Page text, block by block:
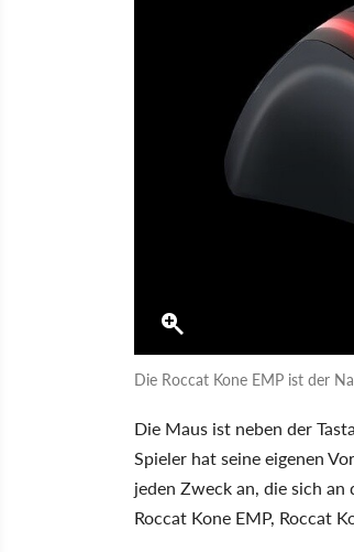
Die Roccat Kone EMP ist der
Die Maus ist neben der
Spieler hat seine eigenen
jeden Zweck an, die sich
Roccat Kone EMP, Roccat